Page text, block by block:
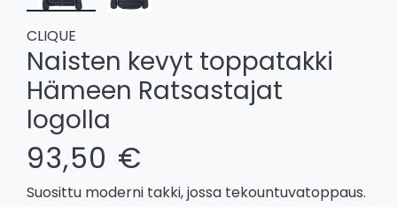
CLIQUE
Naisten kevyt toppatakki
Hämeen Ratsastajat
logolla
93,50 €
Suosittu moderni takki, jossa tekountuvatoppaus.